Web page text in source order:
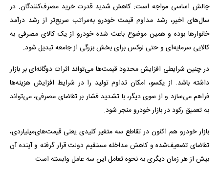
چالش اساسی مواجه است: کاهش شدید قدرت خرید مصرف‌کنندگان. در
سال‌های اخیر، رشد مداوم قیمت خودرو به‌مراتب سریع‌تر از رشد درآمد
خانوارها بوده و همین موضوع باعث شده خودرو از یک کالای مصرفی به
کالایی سرمایه‌ای و حتی لوکس برای بخش بزرگی از جامعه تبدیل شود.
در چنین شرایطی افزایش محدود قیمت‌ها می‌تواند اثرات دوگانه‌ای بر بازار
داشته باشد. از یکسو، امکان تداوم تولید را در شرایط افزایش هزینه‌ها
فراهم می‌سازد و از سوی دیگر، با تشدید فشار بر تقاضای مصرفی، می‌تواند
به تعمیق رکود در بازار خودرو منجر شود.
بازار خودرو هم اکنون در تقاطع سه متغیر کلیدی یعنی قیمت‌های‌میلیاردی،
تقاضای تضعیف‌شده و کاهش مداخله مستقیم دولت قرار گرفته و آینده آن
بیش از هر زمان دیگری به نحوه تعامل این سه عامل وابسته است.